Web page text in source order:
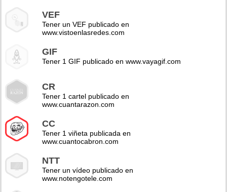
VEF
Tener un VEF publicado en
www.vistoenlasredes.com
GIF
Tener 1 GIF publicado en www.vayagif.com
CR
Tener 1 cartel publicado en
www.cuantarazon.com
CC
Tener 1 viñeta publicada en
www.cuantocabron.com
NTT
Tener un vídeo publicado en
www.notengotele.com